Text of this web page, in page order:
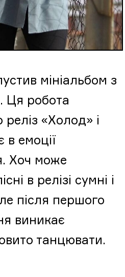
мініальбом з
Ця робота
«Холод» і
емоції
Хоч може
в релізі сумні і
після першого
виникає
танцювати.